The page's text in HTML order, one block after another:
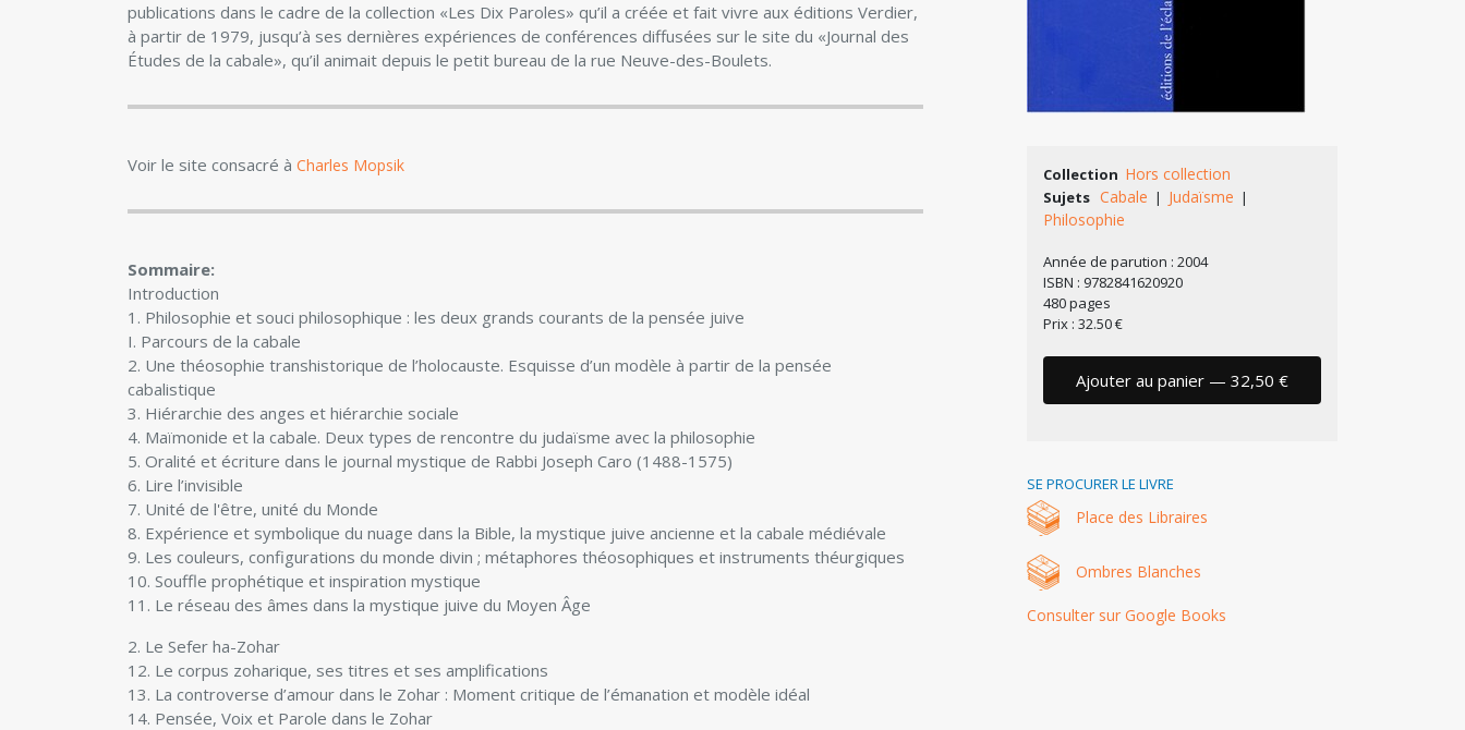
publications dans le cadre de la collection «Les Dix Paroles» qu’il a créée et fait vivre aux éditions Verdier,
à partir de 1979, jusqu’à ses dernières expériences de conférences diffusées sur le site du «Journal des
Études de la cabale», qu’il animait depuis le petit bureau de la rue Neuve-des-Boulets.
Voir le site consacré à Charles Mopsik
Sommaire:
Introduction
1. Philosophie et souci philosophique : les deux grands courants de la pensée juive
I. Parcours de la cabale
2. Une théosophie transhistorique de l’holocauste. Esquisse d’un modèle à partir de la pensée
cabalistique
3. Hiérarchie des anges et hiérarchie sociale
4. Maïmonide et la cabale. Deux types de rencontre du judaïsme avec la philosophie
5. Oralité et écriture dans le journal mystique de Rabbi Joseph Caro (1488-1575)
6. Lire l’invisible
7. Unité de l'être, unité du Monde
8. Expérience et symbolique du nuage dans la Bible, la mystique juive ancienne et la cabale médiévale
9. Les couleurs, configurations du monde divin ; métaphores théosophiques et instruments théurgiques
10. Souffle prophétique et inspiration mystique
11. Le réseau des âmes dans la mystique juive du Moyen Âge
2. Le Sefer ha-Zohar
12. Le corpus zoharique, ses titres et ses amplifications
13. La controverse d’amour dans le Zohar : Moment critique de l’émanation et modèle idéal
14. Pensée, Voix et Parole dans le Zohar
Collection Hors collection
Sujets Cabale | Judaïsme |
Philosophie
Année de parution : 2004
ISBN : 9782841620920
480 pages
Prix : 32.50 €
Ajouter au panier — 32,50 €
SE PROCURER LE LIVRE
Place des Libraires
Ombres Blanches
Consulter sur Google Books